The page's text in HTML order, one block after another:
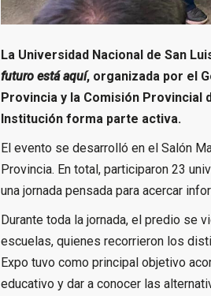
La Universidad Nacional de San
futuro está aquí, organizada por el
Provincia y la Comisión Provincial
Institución forma parte activa.
El evento se desarrolló en el Salón
Provincia. En total, participaron 23
una jornada pensada para acercar
Durante toda la jornada, el predio se
escuelas, quienes recorrieron los
Expo tuvo como principal objetivo
educativo y dar a conocer las